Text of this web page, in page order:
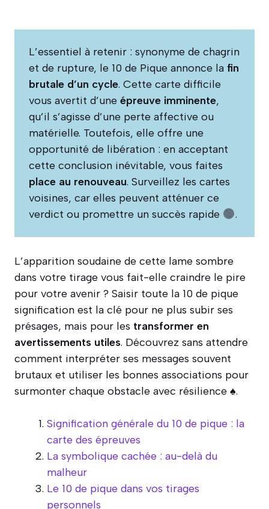
L’essentiel à retenir : synonyme de chagrin
et de rupture, le 10 de Pique annonce la fin
brutale d’un cycle. Cette carte difficile
vous avertit d’une épreuve imminente,
qu’il s’agisse d’une perte affective ou
matérielle. Toutefois, elle offre une
opportunité de libération : en acceptant
cette conclusion inévitable, vous faites
place au renouveau. Surveillez les cartes
voisines, car elles peuvent atténuer ce
verdict ou promettre un succès rapide
.
L’apparition soudaine de cette lame sombre
dans votre tirage vous fait-elle craindre le pire
pour votre avenir ? Saisir toute la 10 de pique
signification est la clé pour ne plus subir ses
présages, mais pour les transformer en
avertissements utiles. Découvrez sans attendre
comment interpréter ses messages souvent
brutaux et utiliser les bonnes associations pour
surmonter chaque obstacle avec résilience ♠️.
Signification générale du 10 de pique : la
carte des épreuves
La symbolique cachée : au-delà du
malheur
Le 10 de pique dans vos tirages
personnels